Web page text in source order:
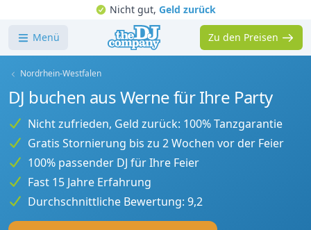
Nicht gut,Geld zurück
Menü Zu den Preisen
Nordrhein-Westfalen
DJ buchen aus Werne für Ihre Party
Nicht zufrieden, Geld zurück: 100% Tanzgarantie
Gratis Stornierung bis zu 2 Wochen vor der Feier
100% passender DJ für Ihre Feier
Fast 15 Jahre Erfahrung
Durchschnittliche Bewertung: 9,2